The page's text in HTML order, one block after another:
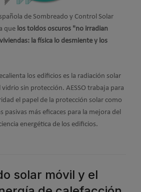
de Sombreado y Control Solar
que los toldos oscuros "no irradian
la física lo desmiente y los
los edificios es la radiación solar
sin protección. AESSO trabaja para
el papel de la protección solar como
pasivas más eficaces para la mejora del
energética de los edificios.
solar móvil y el